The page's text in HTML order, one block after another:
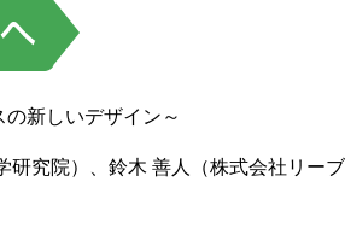
新しいデザイン～
研究院）、鈴木 善人（株式会社リー